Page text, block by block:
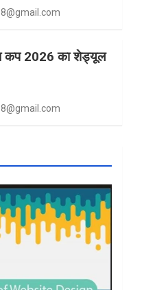
कप 2026 का शेड्यूल